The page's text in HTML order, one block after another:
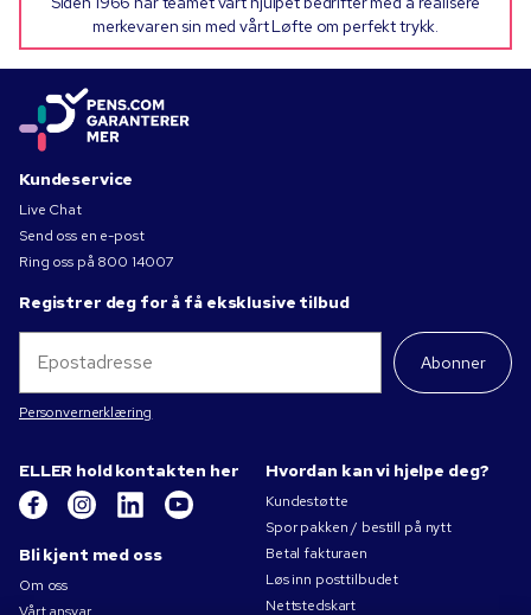
merkevaren sin med vårt Løfte om perfekt trykk.
Kundeservice
Live Chat
Send oss en e-post
Ring oss på 800 14007
Registrer deg for å få eksklusive tilbud
Abonner
Personvernerklæring
ELLER hold kontakten her
Bli kjent med oss
Om oss
Hvordan kan vi hjelpe deg?
Kundestøtte
Spor pakken / bestill på nytt
Betal fakturaen
Løs inn posttilbudet
Nettstedskart